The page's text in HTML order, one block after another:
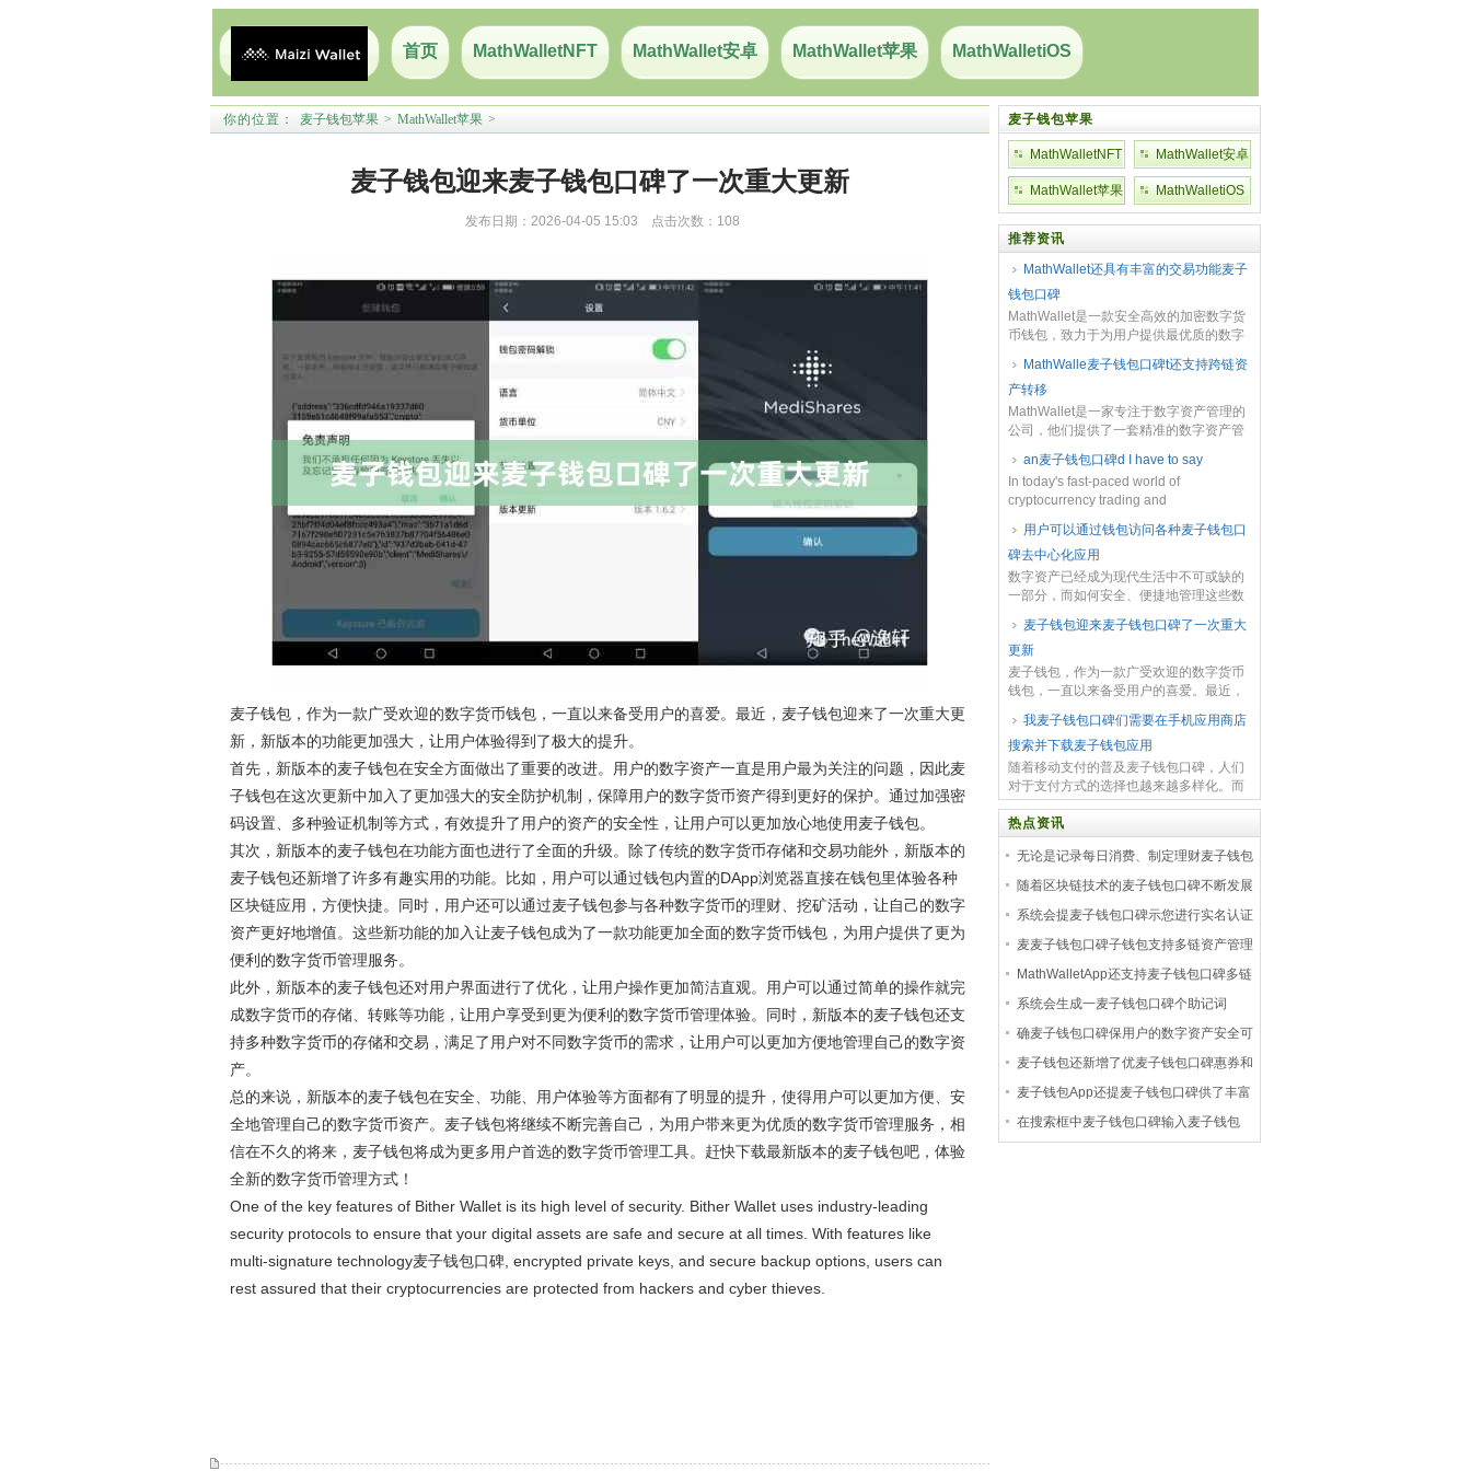
首页 MathWalletNFT MathWallet安卓 MathWallet苹果 MathWalletiOS
你的位置： 麦子钱包苹果 > MathWallet苹果 >
麦子钱包迎来麦子钱包口碑了一次重大更新
发布日期：2026-04-05 15:03 点击次数：108
麦子钱包，作为一款广受欢迎的数字货币钱包，一直以来备受用户的喜爱。最近，麦子钱包迎来了一次重大更
新，新版本的功能更加强大，让用户体验得到了极大的提升。
首先，新版本的麦子钱包在安全方面做出了重要的改进。用户的数字资产一直是用户最为关注的问题，因此麦
子钱包在这次更新中加入了更加强大的安全防护机制，保障用户的数字货币资产得到更好的保护。通过加强密
码设置、多种验证机制等方式，有效提升了用户的资产的安全性，让用户可以更加放心地使用麦子钱包。
其次，新版本的麦子钱包在功能方面也进行了全面的升级。除了传统的数字货币存储和交易功能外，新版本的
麦子钱包还新增了许多有趣实用的功能。比如，用户可以通过钱包内置的DApp浏览器直接在钱包里体验各种
区块链应用，方便快捷。同时，用户还可以通过麦子钱包参与各种数字货币的理财、挖矿活动，让自己的数字
资产更好地增值。这些新功能的加入让麦子钱包成为了一款功能更加全面的数字货币钱包，为用户提供了更为
便利的数字货币管理服务。
此外，新版本的麦子钱包还对用户界面进行了优化，让用户操作更加简洁直观。用户可以通过简单的操作就完
成数字货币的存储、转账等功能，让用户享受到更为便利的数字货币管理体验。同时，新版本的麦子钱包还支
持多种数字货币的存储和交易，满足了用户对不同数字货币的需求，让用户可以更加方便地管理自己的数字资
产。
总的来说，新版本的麦子钱包在安全、功能、用户体验等方面都有了明显的提升，使得用户可以更加方便、安
全地管理自己的数字货币资产。麦子钱包将继续不断完善自己，为用户带来更为优质的数字货币管理服务，相
信在不久的将来，麦子钱包将成为更多用户首选的数字货币管理工具。赶快下载最新版本的麦子钱包吧，体验
全新的数字货币管理方式！
One of the key features of Bither Wallet is its high level of security. Bither Wallet uses industry-leading
security protocols to ensure that your digital assets are safe and secure at all times. With features like
multi-signature technology麦子钱包口碑, encrypted private keys, and secure backup options, users can
rest assured that their cryptocurrencies are protected from hackers and cyber thieves.
麦子钱包苹果
MathWalletNFT MathWallet安卓
MathWallet苹果 MathWalletiOS
推荐资讯
MathWallet还具有丰富的交易功能麦子
钱包口碑
MathWallet是一款安全高效的加密数字货
币钱包，致力于为用户提供最优质的数字
的数字资产钱包，MathWallet在安全...
MathWalle麦子钱包口碑t还支持跨链资
产转移
MathWallet是一家专注于数字资产管理的
公司，他们提供了一套精准的数字资产管
他们的加密资产并进行安全的交易。
MathW...
an麦子钱包口碑d I have to say
In today's fast-paced world of
cryptocurrency trading and
用户可以通过钱包访问各种麦子钱包口
碑去中心化应用
数字资产已经成为现代生活中不可或缺的
一部分，而如何安全、便捷地管理这些数
款集合多种数字资产管理功能的区块链钱
包，MathWa...
麦子钱包迎来麦子钱包口碑了一次重大
更新
麦子钱包，作为一款广受欢迎的数字货币
钱包，一直以来备受用户的喜爱。最近，
功能更加强大，让用户体验得到了极大的
提升。 首先，新...
我麦子钱包口碑们需要在手机应用商店
搜索并下载麦子钱包应用
随着移动支付的普及麦子钱包口碑，人们
对于支付方式的选择也越来越多样化。而
随着数字货币的兴起，加密货币支付也成
为了不少人的选择之一。作为一个方便快
捷的数字货币钱包...
热点资讯
无论是记录每日消费、制定理财麦子钱包
口碑计划
随着区块链技术的麦子钱包口碑不断发展
和普及
系统会提麦子钱包口碑示您进行实名认证
麦麦子钱包口碑子钱包支持多链资产管理
MathWalletApp还支持麦子钱包口碑多链
互通
系统会生成一麦子钱包口碑个助记词
确麦子钱包口碑保用户的数字资产安全可
靠
麦子钱包还新增了优麦子钱包口碑惠券和
会员卡功能
麦子钱包App还提麦子钱包口碑供了丰富
多样的功能
在搜索框中麦子钱包口碑输入麦子钱包